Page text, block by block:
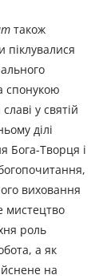
також
піклувалися
спонукою
у святій
ділі
Бога-Творця і
виховання
мистецтво
роль
а як
на